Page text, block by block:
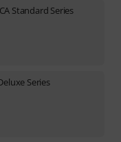
Standard Series
Series